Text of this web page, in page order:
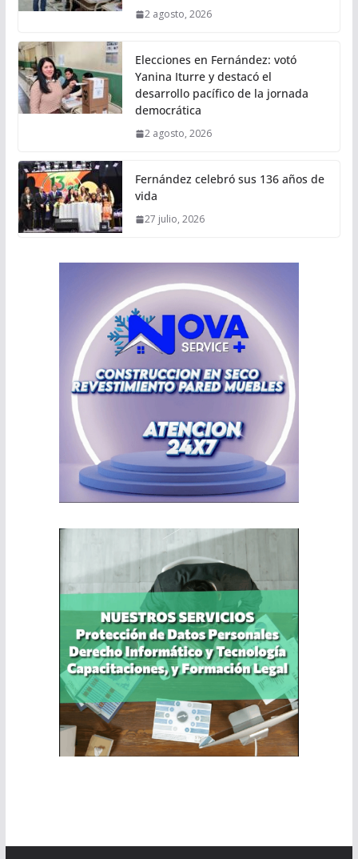
2 agosto, 2026
Elecciones en Fernández: votó
Yanina Iturre y destacó el
desarrollo pacífico de la jornada
democrática
2 agosto, 2026
Fernández celebró sus 136 años de
vida
27 julio, 2026